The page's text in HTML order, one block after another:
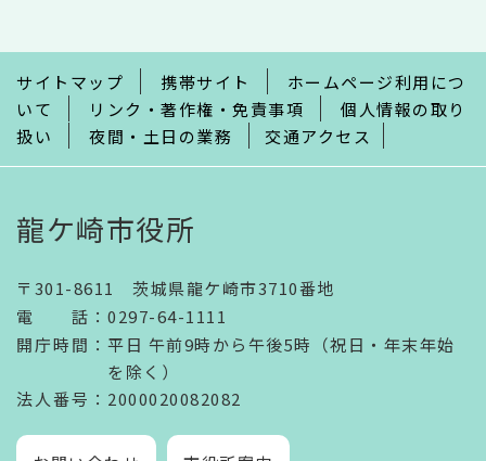
で
サイトマップ 携帯サイト
ホームページ利用につ
いて
リンク・著作権・免責事項
個人情報の取り
扱い
夜間・土日の業務 交通アクセス
龍ケ崎市役所
〒301-8611 茨城県龍ケ崎市3710番地
電話 ： 0297-64-1111
開庁時間 ： 平日 午前9時から午後5時（祝日・年末年始
を除く）
法人番号 ：2000020082082